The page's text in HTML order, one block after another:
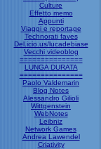
Culture
Effetto memo
Appunti
Viaggi e reportage
Technorati faves
Del.icio.us/lucadebiase
Vecchi videoblog
===============
LUNGA DURATA
===============
Paolo Valdemarin
Blog Notes
Alessandro Gilioli
Wittgenstein
WebNotes
Leibniz
Network Games
Andrea Lawendel
Criativity